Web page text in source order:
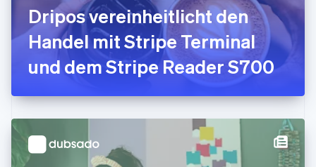
Dripos vereinheitlicht den
Handel mit Stripe Terminal
und dem Stripe Reader S700
English
Indien
English
Irland
English
Japan
日本語English
Kanada
EnglishFrançais